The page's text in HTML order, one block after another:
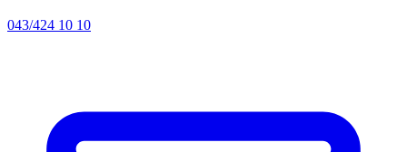
043/424 10 10